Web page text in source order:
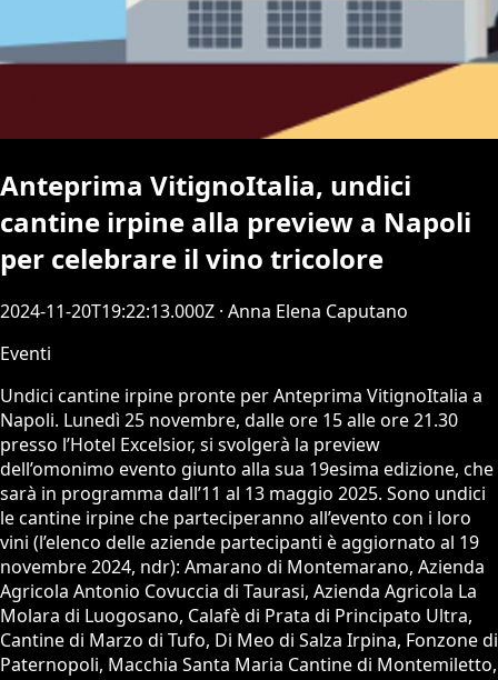
Anteprima VitignoItalia, undici
cantine irpine alla preview a Napoli
per celebrare il vino tricolore
2024-11-20T19:22:13.000Z · Anna Elena Caputano
Eventi
Undici cantine irpine pronte per Anteprima VitignoItalia a
Napoli. Lunedì 25 novembre, dalle ore 15 alle ore 21.30
presso l’Hotel Excelsior, si svolgerà la preview
dell’omonimo evento giunto alla sua 19esima edizione, che
sarà in programma dall’11 al 13 maggio 2025. Sono undici
le cantine irpine che parteciperanno all’evento con i loro
vini (l’elenco delle aziende partecipanti è aggiornato al 19
novembre 2024, ndr): Amarano di Montemarano, Azienda
Agricola Antonio Covuccia di Taurasi, Azienda Agricola La
Molara di Luogosano, Calafè di Prata di Principato Ultra,
Cantine di Marzo di Tufo, Di Meo di Salza Irpina, Fonzone di
Paternopoli, Macchia Santa Maria Cantine di Montemiletto,